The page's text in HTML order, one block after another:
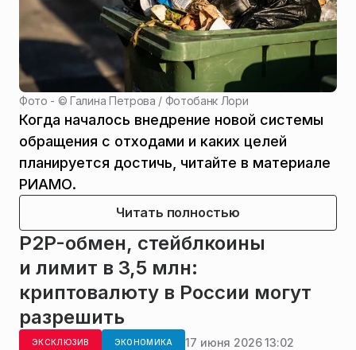
Фото - ©Галина Петрова / Фотобанк Лори
Когда началось внедрение новой системы
обращения с отходами и каких целей
планируется достичь, читайте в материале
РИАМО.
Читать полностью
P2P-обмен, стейблкоины
и лимит в 3,5 млн:
криптовалюту в России могут
разрешить
ЭКСКЛЮЗИВ ЭКОНОМИКА 17 июня 2026 13:02